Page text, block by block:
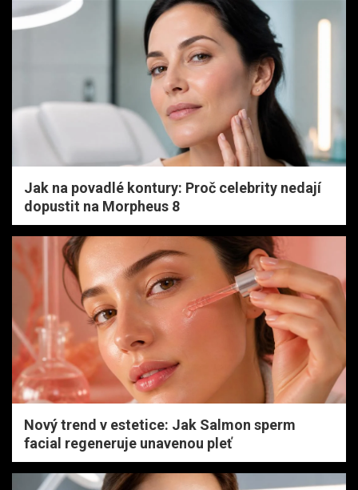
Jak na povadlé kontury: Proč celebrity nedají
dopustit na Morpheus 8
Nový trend v estetice: Jak Salmon sperm
facial regeneruje unavenou pleť